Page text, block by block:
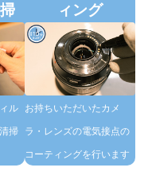
ル
掃
ィング
お持ちいただいたカメ
ラ・レンズの電気接点の
コーティングを行います